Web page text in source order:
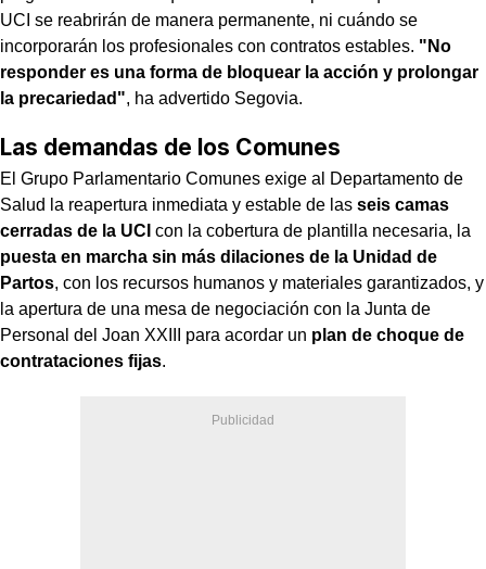
UCI se reabrirán de manera permanente, ni cuándo se
incorporarán los profesionales con contratos estables. "No
responder es una forma de bloquear la acción y prolongar
la precariedad", ha advertido Segovia.
Las demandas de los Comunes
El Grupo Parlamentario Comunes exige al Departamento de
Salud la reapertura inmediata y estable de las seis camas
cerradas de la UCI con la cobertura de plantilla necesaria, la
puesta en marcha sin más dilaciones de la Unidad de
Partos, con los recursos humanos y materiales garantizados, y
la apertura de una mesa de negociación con la Junta de
Personal del Joan XXIII para acordar un plan de choque de
contrataciones fijas.